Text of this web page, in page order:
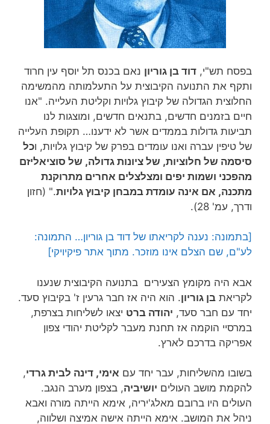
בפסח תש"י, דוד בן גוריון נאם בכנס תל יוסף עין חרוד
ותקף את התנועה הקיבוצית על התעלמותה מהמשימה
החלוצית הגדולה של קיבוץ גלויות וקליטת העלייה. "אנו
חיים בזמנים חדשים, בתנאים חדשים, ומוצגות לנו
תביעות גדולות בממדים אשר לא ידענו… תקופת העלייה
של טיפין עברה ואנו עומדים בפרק של קיבוץ גלויות, וכל
סיסמה של חלוציות, של ציונות גדולה, של סוציאליזם
מהפכני ושמות יפים ומצלצלים אחרים מתרוקנת
מתכנה, אם אינה עומדת במבחן קיבוץ גלויות." (חזון
ודרך, עמ' 28).
[בתמונה: נענה לקריאתו של דוד בן גוריון… התמונה:
לע"ם, שם הצלם אינו מוזכר. מתוך אתר פיקיויקי]
אבא היה מקומץ הצעירים בתנועה הקיבוצית שנענו
לקריאת בן גוריון. הוא היה אז חבר גרעין ז' בקיבוץ סעד.
יחד עם חבר סעד, יהודה ברט יצאו לשליחות בצרפת,
במרסיי הוקמה אז תחנת מעבר לקליטת יהודי צפון
אפריקה בדרכם לארץ.
בשובו מהשליחות, עבר יחד עם אימי, דינה לבית גרדי,
להקמת מושב העולים יושיביה, בצפון מערב הנגב.
העולים היו ברובם מאלג'יריה, אימא הייתה מורה ואבא
ניהל את המושב. אימא הייתה אישה אמיצה ושלווה,